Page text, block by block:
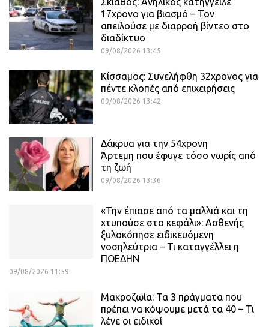
17χρονο για βιασμό – Τον
απειλούσε με διαρροή βίντεο στο
διαδίκτυο
09/08/2026 13:45
Κίσσαμος: Συνελήφθη 32χρονος για
πέντε κλοπές από επιχειρήσεις
09/08/2026 13:42
Δάκρυα για την 54χρονη
Άρτεμη που έφυγε τόσο νωρίς από
τη ζωή
09/08/2026 13:36
«Την έπιασε από τα μαλλιά και τη
χτυπούσε στο κεφάλι»: Ασθενής
ξυλοκόπησε ειδικευόμενη
νοσηλεύτρια – Τι καταγγέλλει η
ΠΟΕΔΗΝ
09/08/2026 11:59
Μακροζωία: Τα 3 πράγματα που
πρέπει να κόψουμε μετά τα 40 – Τι
λένε οι ειδικοί